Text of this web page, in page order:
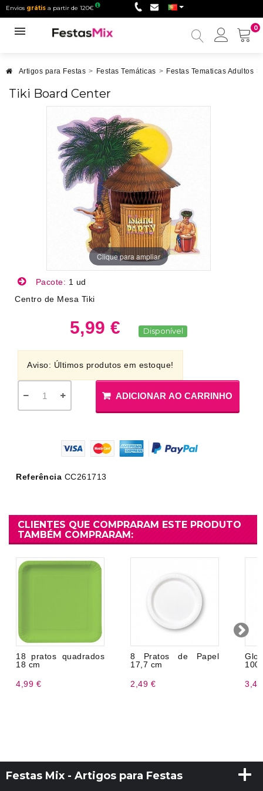
Envios grátis a partir de 120€
0
Minha
Artigos para Festas > Festas Temáticas > Festas Tematicas Adultos >
Tiki Board Center
Clique para ampliar
Pacote: 1 ud
Centro de Mesa Tiki
5,99 € Disponível
Aviso: Últimos produtos em estoque!
ADICIONAR AO CARRINHO
Referência CC261713
CLIENTES QUE COMPRARAM ESTE PRODUTO
TAMBÉM COMPRARAM:
18 pratos quadrados
18 cm
4,99 €
8 Pratos de Papel
17,7 cm
2,49 €
100
Festas Mix - Artigos para Festas